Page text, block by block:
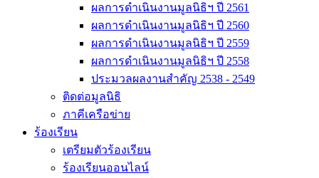
ผลการดำเนินงานมูลนิธิฯ ปี 2561
ผลการดำเนินงานมูลนิธิฯ ปี 2560
ผลการดำเนินงานมูลนิธิฯ ปี 2559
ผลการดำเนินงานมูลนิธิฯ ปี 2558
ประมวลผลงานสำคัญ 2538 - 2549
ติดต่อมูลนิธิ
ภาคีเครือข่าย
ร้องเรียน
เตรียมตัวร้องเรียน
ร้องเรียนออนไลน์